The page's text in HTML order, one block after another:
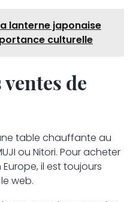
lanterne japonaise
culturelle
de
table chauffante au
ou Nitori. Pour acheter
il est toujours
web.